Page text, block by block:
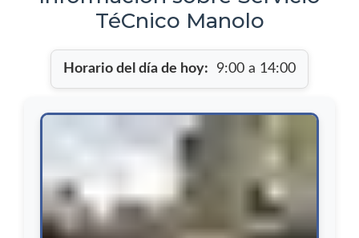
TéCnico Manolo
Horario del día de hoy: 9:00 a 14:00